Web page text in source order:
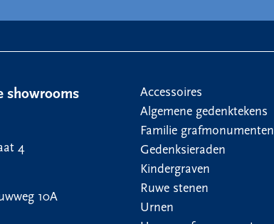
showrooms
4
10A
Accessoires
Algemene gedenktekens
Familie grafmonumenten
Gedenksieraden
Kindergraven
Ruwe stenen
Urnen